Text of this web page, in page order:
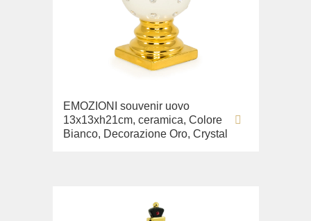
EMOZIONI souvenir uovo
13x13xh21cm, ceramica, Colore
Bianco, Decorazione Oro, Crystal